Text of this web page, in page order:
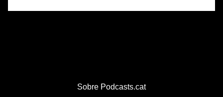
Sobre Podcasts.cat